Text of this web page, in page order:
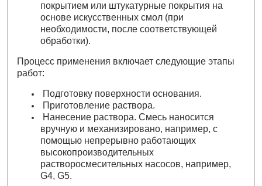
покрытием или штукатурные покрытия на
основе искусственных смол (при
необходимости, после соответствующей
обработки).
Процесс применения включает следующие этапы
работ:
Подготовку поверхности основания.
Приготовление раствора.
Нанесение раствора. Смесь наносится
вручную и механизировано, например, с
помощью непрерывно работающих
высокопроизводительных
растворосмесительных насосов, например,
G4, G5.